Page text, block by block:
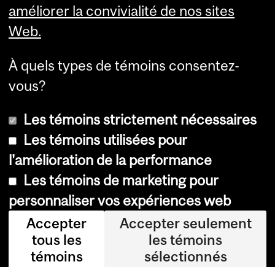
© Université McGill, 2026
Accessibilité
Avis sur les témoins
Paramètres des témoins
Se connecter
améliorer la convivialité de nos sites
Web.
À quels types de témoins consentez-
vous?
Les témoins strictement nécessaires
Les témoins utilisées pour
l'amélioration de la performance
Les témoins de marketing pour
personnaliser vos expériences web
Accepter
tous les
témoins
Accepter seulement
les témoins
sélectionnés